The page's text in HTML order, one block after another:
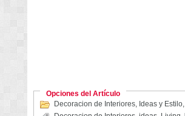
Opciones del Artículo
Decoracion de Interiores, Ideas y Estilo,